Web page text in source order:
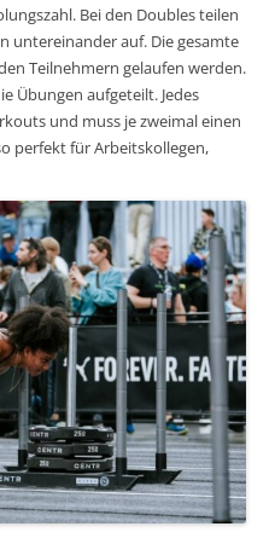
Bei den Doubles teilen
untereinander auf. Die gesamte
Teilnehmern gelaufen werden.
Übungen aufgeteilt. Jedes
und muss je zweimal einen
perfekt für Arbeitskollegen,